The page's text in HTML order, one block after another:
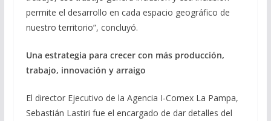
permite el desarrollo en cada espacio geográfico de
nuestro territorio”, concluyó.
Una estrategia para crecer con más producción,
trabajo, innovación y arraigo
El director Ejecutivo de la Agencia I-Comex La Pampa,
Sebastián Lastiri fue el encargado de dar detalles del